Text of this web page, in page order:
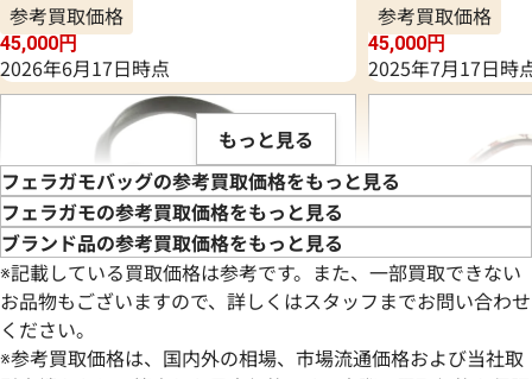
参考買取価格
45,000円
2026年6月17日時点
参考買取価格
45,000円
2025年7月17日時
もっと見る
フェラガモバッグの参考買取価格をもっと見る
フェラガモの参考買取価格をもっと見る
ブランド品の参考買取価格をもっと見る
※記載している買取価格は参考です。また、一部買取できない
お品物もございますので、詳しくはスタッフまでお問い合わせ
ください。
※参考買取価格は、国内外の相場、市場流通価格および当社取